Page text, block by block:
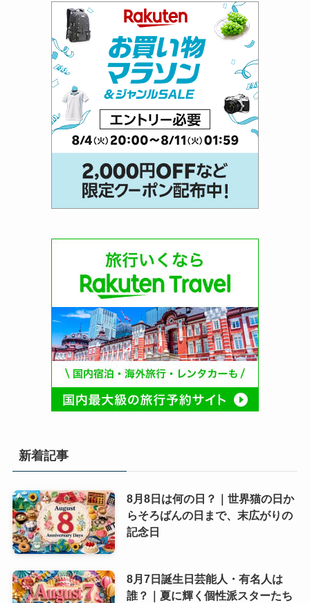
新着記事
8月8日は何の日？｜世界猫の日か
らそろばんの日まで、末広がりの
記念日
8月7日誕生日芸能人・有名人は
誰？｜夏に輝く個性派スターたち